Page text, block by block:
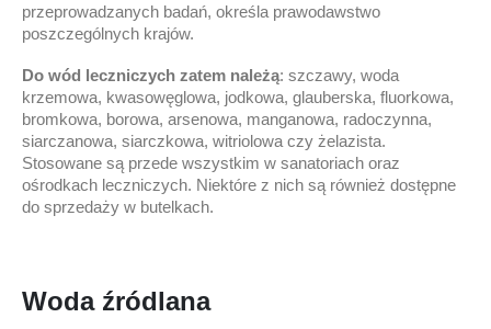
przeprowadzanych badań, określa prawodawstwo
poszczególnych krajów.
Do wód leczniczych zatem należą: szczawy, woda
krzemowa, kwasowęglowa, jodkowa, glauberska, fluorkowa,
bromkowa, borowa, arsenowa, manganowa, radoczynna,
siarczanowa, siarczkowa, witriolowa czy żelazista.
Stosowane są przede wszystkim w sanatoriach oraz
ośrodkach leczniczych. Niektóre z nich są również dostępne
do sprzedaży w butelkach.
Woda źródlana